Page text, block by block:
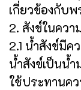
เกี่ยวข้องกับ
2. สังข์ในคว
2.1 น้ำสังข์มีค
น้ำสังข์เป็นน้ำ
ใช้ประทานค